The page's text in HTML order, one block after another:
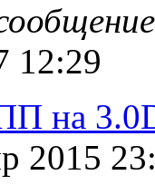
12:29
на
2015